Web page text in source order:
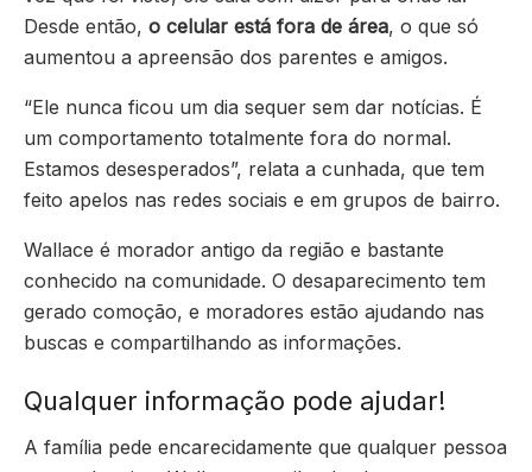
Desde então, o celular está fora de área, o que só
aumentou a apreensão dos parentes e amigos.
“Ele nunca ficou um dia sequer sem dar notícias. É
um comportamento totalmente fora do normal.
Estamos desesperados”, relata a cunhada, que tem
feito apelos nas redes sociais e em grupos de bairro.
Wallace é morador antigo da região e bastante
conhecido na comunidade. O desaparecimento tem
gerado comoção, e moradores estão ajudando nas
buscas e compartilhando as informações.
Qualquer informação pode ajudar!
A família pede encarecidamente que qualquer pessoa